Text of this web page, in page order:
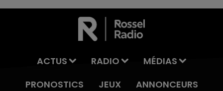
ACTUS RADIO
MÉDIAS
PRONOSTICS
JEUX ANNONCEURS